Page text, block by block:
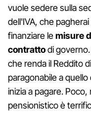
vuole sedere sulla
dell'IVA, che
finanziare lemisure
contrattodi
che renda il Reddito
paragonabile a
inizia a pagare.
pensionistico è